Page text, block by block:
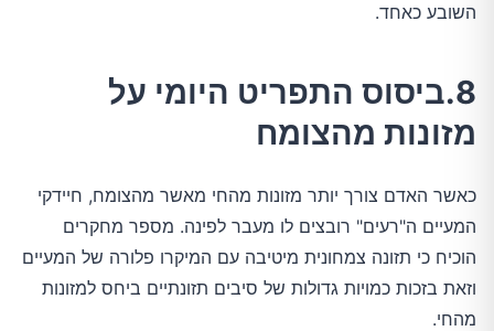
השובע כאחד.
8.ביסוס התפריט היומי על
מזונות מהצומח
כאשר האדם צורך יותר מזונות מהחי מאשר מהצומח, חיידקי
המעיים ה"רעים" רובצים לו מעבר לפינה. מספר מחקרים
הוכיח כי תזונה צמחונית מיטיבה עם המיקרו פלורה של המעיים
וזאת בזכות כמויות גדולות של סיבים תזונתיים ביחס למזונות
מהחי.